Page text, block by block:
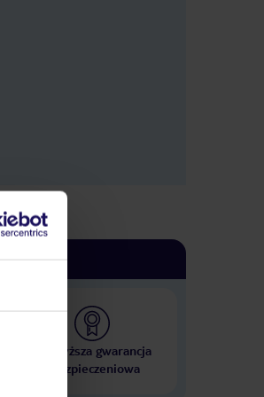
Najwyższa gwarancja
ubezpieczeniowa